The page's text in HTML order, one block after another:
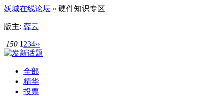
妖城在线论坛 » 硬件知识专区
版主: 弈云
150 1234››
全部
精华
投票